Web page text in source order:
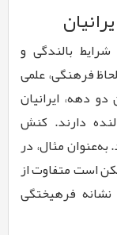
بالندگی و
فرهنگی، علمی
دهه، ایرانیان
دارند. کنش
به‌عنوان مثال، در
است متفاوت از
فرهیختگی